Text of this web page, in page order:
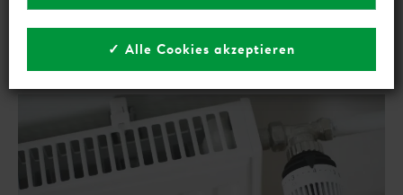
✓ Alle Cookies akzeptieren
15. Oktober 2024
Teilen auf:
Link kopieren